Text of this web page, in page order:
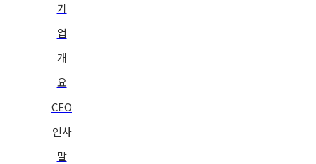
기
업
개
요
CEO
인사
말